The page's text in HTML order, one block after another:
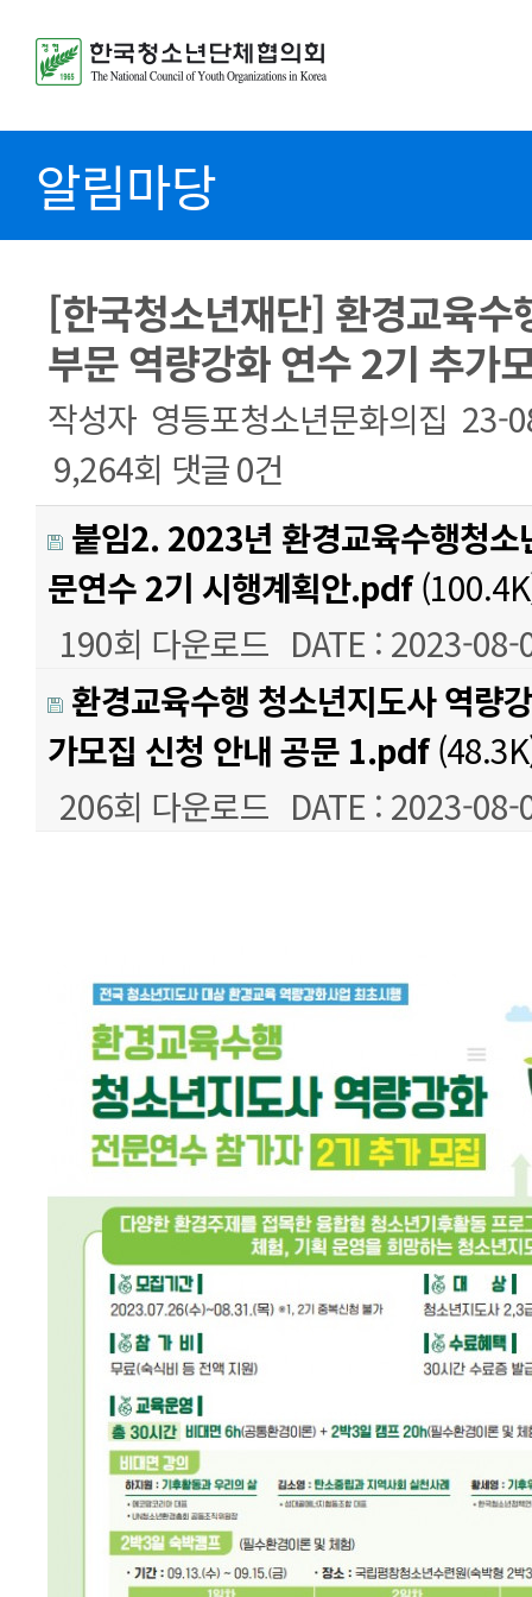
알림마당
[한국청소년재단] 환경교육수
부문 역량강화 연수 2기 추가
작성자 영등포청소년문화의집 23-
9,264회 댓글0건
붙임2. 2023년 환경교육수행청소
문연수 2기 시행계획안.pdf
190회 다운로드 DATE : 2023-
환경교육수행 청소년지도사 역량
가모집 신청 안내 공문 1.pdf
206회 다운로드 DATE : 2023-